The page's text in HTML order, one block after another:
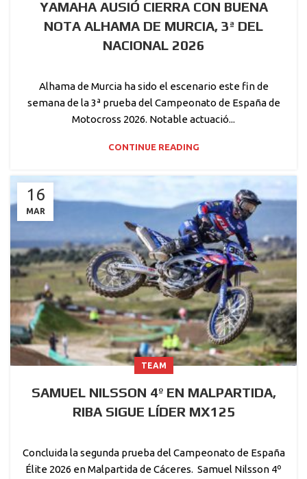
YAMAHA AUSIÓ CIERRA CON BUENA
NOTA ALHAMA DE MURCIA, 3ª DEL
NACIONAL 2026
Alhama de Murcia ha sido el escenario este fin de
semana de la 3ª prueba del Campeonato de España de
Motocross 2026. Notable actuació...
CONTINUE READING
16
MAR
TEAM
SAMUEL NILSSON 4º EN MALPARTIDA,
RIBA SIGUE LÍDER MX125
Concluida la segunda prueba del Campeonato de España
Élite 2026 en Malpartida de Cáceres. Samuel Nilsson 4º